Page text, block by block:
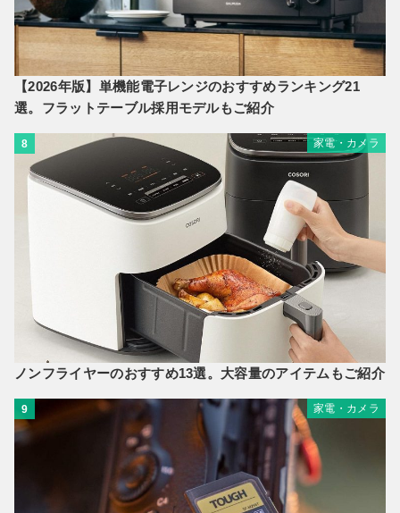
【2026年版】単機能電子レンジのおすすめランキング21
選。フラットテーブル採用モデルもご紹介
8 家電・カメラ
ノンフライヤーのおすすめ13選。大容量のアイテムもご紹介
9 家電・カメラ